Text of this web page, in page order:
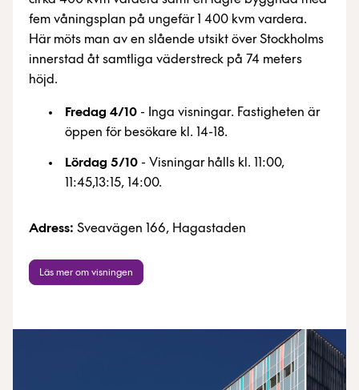
fem våningsplan på ungefär 1 400 kvm vardera.
Här möts man av en slående utsikt över Stockholms
innerstad åt samtliga väderstreck på 74 meters
höjd.
Fredag 4/10 - Inga visningar. Fastigheten är
öppen för besökare kl. 14-18.
Lördag 5/10 - Visningar hålls kl. 11:00,
11:45,13:15, 14:00.
Adress: Sveavägen 166, Hagastaden
Läs mer om visningen